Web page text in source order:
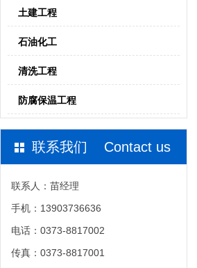
土建工程
石油化工
清洗工程
防腐保温工程
联系我们 Contact us
联系人：苗经理
手机：13903736636
电话：0373-8817002
传真：0373-8817001